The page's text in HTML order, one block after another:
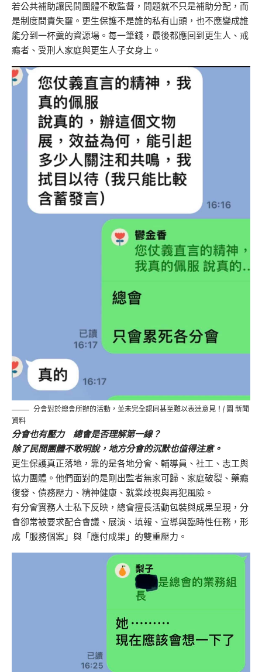
若公共補助讓民間團體不敢監督，問題就不只是補助分配，而
是制度問責失靈。更生保護不是誰的私有山頭，也不應變成誰
能分到一杯羹的資源場。每一筆錢，最後都應回到更生人、戒
癮者、受刑人家庭與更生人子女身上。
分會對於總會所辦的活動，並未完全認同甚至難以表達意見！/ 圖 新聞
資料
分會也有壓力 總會是否理解第一線？
除了民間團體不敢明說，地方分會的沉默也值得注意。
更生保護真正落地，靠的是各地分會、輔導員、社工、志工與
協力團體。他們面對的是剛出監者無家可歸、家庭破裂、藥癮
復發、債務壓力、精神健康、就業歧視與再犯風險。
有分會實務人士私下反映，總會擅長活動包裝與成果呈現，分
會卻常被要求配合會議、展演、填報、宣導與臨時性任務，形
成「服務個案」與「應付成果」的雙重壓力。